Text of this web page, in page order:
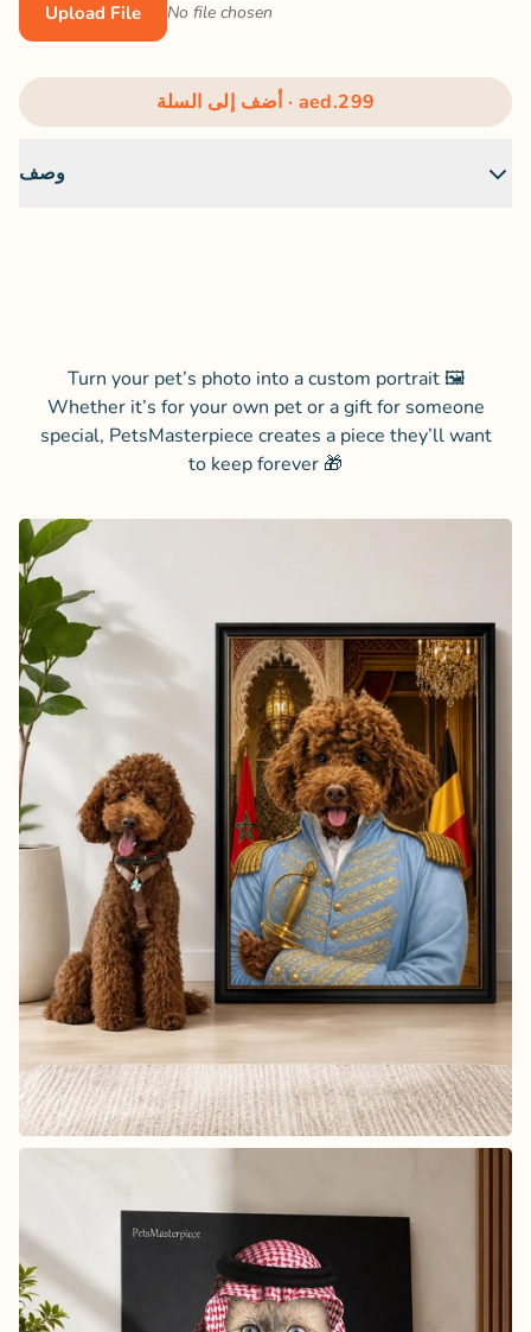
Upload File No file chosen
أضف إلى السلة · aed.299
وصف
يغلق
Turn your pet’s photo into a custom portrait 🖼️
Whether it’s for your own pet or a gift for someone
special, PetsMasterpiece creates a piece they’ll want
to keep forever 🎁